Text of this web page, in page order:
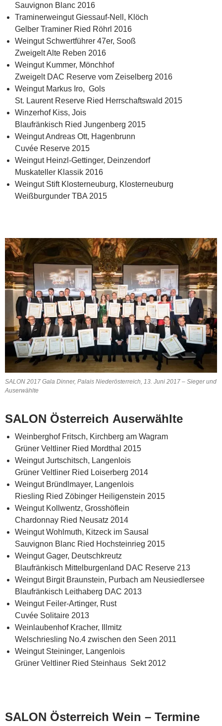
Sauvignon Blanc 2016
Traminerweingut Giessauf-Nell, Klöch
Gelber Traminer Ried Röhrl 2016
Weingut Schwertführer 47er, Sooß
Zweigelt Alte Reben 2016
Weingut Kummer, Mönchhof
Zweigelt DAC Reserve vom Zeiselberg 2016
Weingut Markus Iro, Gols
St. Laurent Reserve Ried Herrschaftswald 2015
Winzerhof Kiss, Jois
Blaufränkisch Ried Jungenberg 2015
Weingut Andreas Ott, Hagenbrunn
Cuvée Reserve 2015
Weingut Heinzl-Gettinger, Deinzendorf
Muskateller Klassik 2016
Weingut Stift Klosterneuburg, Klosterneuburg
Weißburgunder TBA 2015
SALON 2017 Gala Dinner, Palais Niederösterreich, 13. Juni 2017 – Sieger und
Auserwählte
SALON Österreich Auserwählte
Weinberghof Fritsch, Kirchberg am Wagram
Grüner Veltliner Ried Mordthal 2015
Weingut Jurtschitsch, Langenlois
Grüner Veltliner Ried Loiserberg 2014
Weingut Bründlmayer, Langenlois
Riesling Ried Zöbinger Heiligenstein 2015
Weingut Kollwentz, Grosshöflein
Chardonnay Ried Neusatz 2014
Weingut Wohlmuth, Kitzeck im Sausal
Sauvignon Blanc Ried Hochsteinrieg 2015
Weingut Gager, Deutschkreutz
Blaufränkisch Mittelburgenland DAC Reserve 213
Weingut Birgit Braunstein, Purbach am Neusiedlersee
Blaufränkisch Leithaberg DAC 2013
Weingut Feiler-Artinger, Rust
Cuvée Solitaire 2013
Weinlaubenhof Kracher, Illmitz
Welschriesling No.4 zwischen den Seen 2011
Weingut Steininger, Langenlois
Grüner Veltliner Ried Steinhaus Sekt 2012
SALON Österreich Wein – Termine